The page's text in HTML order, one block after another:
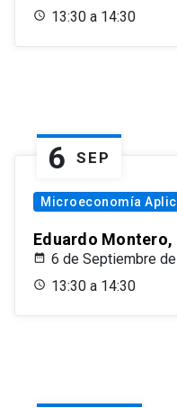
13:30 a 14:30
6 SEP
Microeconomía
Eduardo
6 de Septiembre
13:30 a 14:30